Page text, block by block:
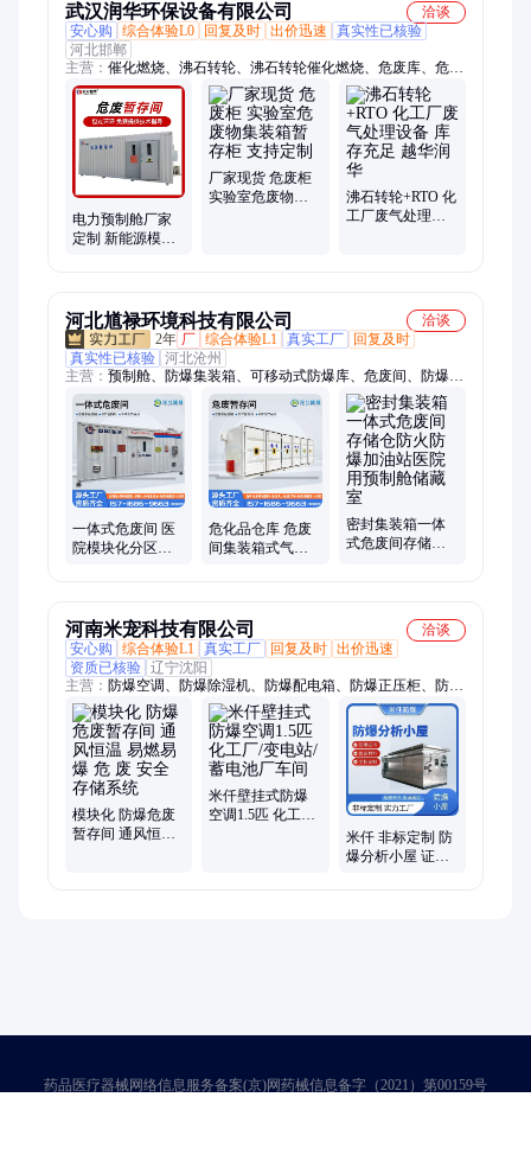
武汉润华环保设备有限公司
洽谈
安心购
综合体验L0 回复及时 出价迅速
真实性已核验
河北邯郸
主营： 催化燃烧、沸石转轮、沸石转轮催化燃烧、危废库、危废
间、危废柜、危废处、危废暂存间、危废暂存箱、危废暂存室、
环保危废间、危化品暂存柜、气瓶暂存柜、危废品暂存柜、危废
暂存柜、危废存放柜、危废贮存柜、沸石转轮RTO、沸石转轮
CO、危化品存储柜、沸石转轮一体机、沸石转轮浓缩、废气处
理设备、焊烟除尘器
电力预制舱厂家
定制 新能源模块
厂家现货 危废柜
实验室危废物集
沸石转轮+RTO 化
工厂废气处理设
河北馗禄环境科技有限公司
洽谈
2年 厂 综合体验L1 真实工厂
回复及时
真实性已核验 河北沧州
主营： 预制舱、防爆集装箱、可移动式防爆库、危废间、防爆危
废间、集装箱危废间、危化品暂存柜、防火防爆暂存间、防渗漏
暂存柜箱、废液储存危废库、设备集装箱
一体式危废间 医
院模块化分区感
危化品仓库 危废
间集装箱式气瓶
密封集装箱一体
式危废间存储仓
河南米宠科技有限公司
洽谈
安心购
综合体验L1 真实工厂 回复及时 出价迅速
资质已核验 辽宁沈阳
主营： 防爆空调、防爆除湿机、防爆配电箱、防爆正压柜、防爆
冰箱、防爆分析小屋、防爆接线箱、防爆控制箱、防爆电暖器、
防爆正压控制柜
模块化 防爆危废
暂存间 通风恒温
米仟壁挂式防爆
空调1.5匹 化工厂/
米仟 非标定制 防
爆分析小屋 证书
药品医疗器械网络信息服务备案(京)网药械信息备字（2021）第00159号